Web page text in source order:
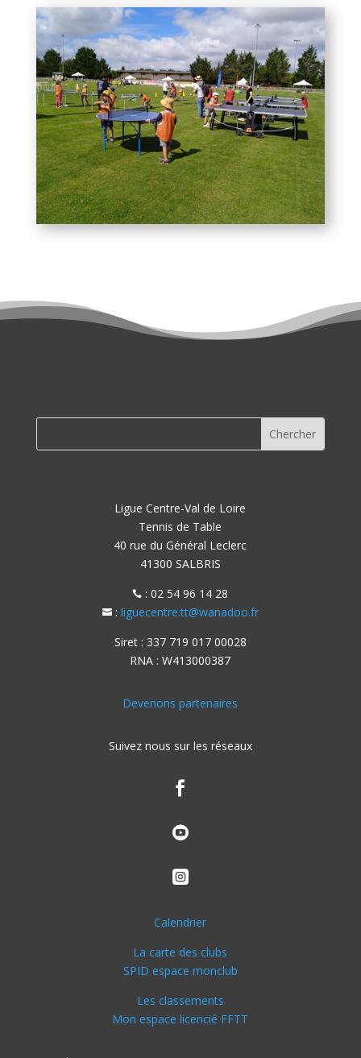
Ligue Centre-Val de Loire
Tennis de Table
40 rue du Général Leclerc
41300 SALBRIS
 : 02 54 96 14 28
: liguecentre.tt@wanadoo.fr
Siret : 337 719 017 00028
RNA : W413000387
Devenons partenaires
Suivez nous sur les réseaux



Calendrier
La carte des clubs
SPID espace monclub
Les classements
Mon espace licencié FFTT